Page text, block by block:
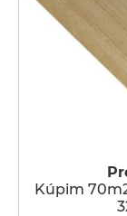
Kúpim